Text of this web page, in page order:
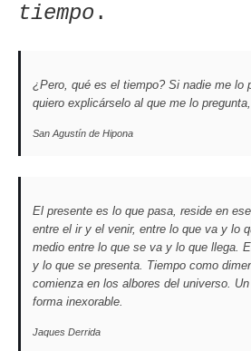
tiempo .
¿Pero, qué es el tiempo? Si nadie me lo
quiero explicárselo al que me lo
San Agustín de Hipona
El presente es lo que pasa, reside en
entre el ir y el venir, entre lo que va y lo
medio entre lo que se va y lo que llega.
y lo que se presenta. Tiempo como
comienza en los albores del universo.
forma inexorable.
Jaques Derrida